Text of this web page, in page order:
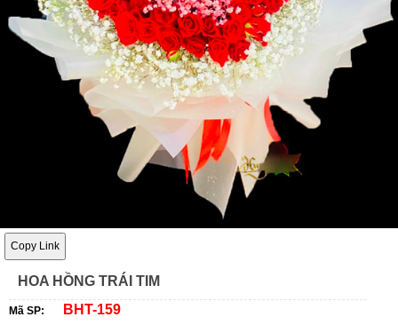
Copy Link
HOA HỒNG TRÁI TIM
Mã SP: BHT-159